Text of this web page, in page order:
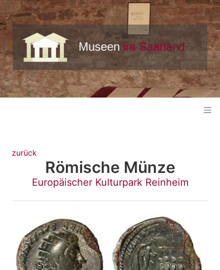
zurück
Römische Münze
Europäischer Kulturpark Reinheim